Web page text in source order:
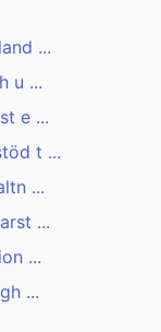
...
u ...
e ...
t ...
...
...
...
...